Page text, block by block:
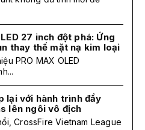
27 inch đột phá: Ứng
thay thế mặt nạ kim loại
PRO MAX OLED
lại với hành trình đầy
lên ngôi vô địch
CrossFire Vietnam League